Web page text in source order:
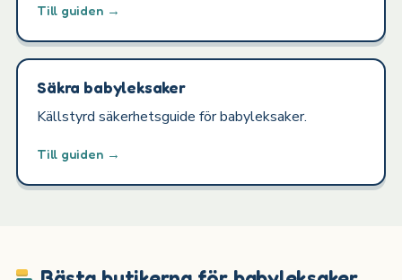
Till guiden →
Säkra babyleksaker
Källstyrd säkerhetsguide för babyleksaker.
Till guiden →